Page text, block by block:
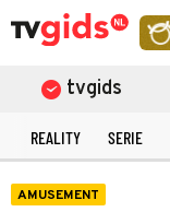
tvgids
REALITY SERIE
AMUSEMENT